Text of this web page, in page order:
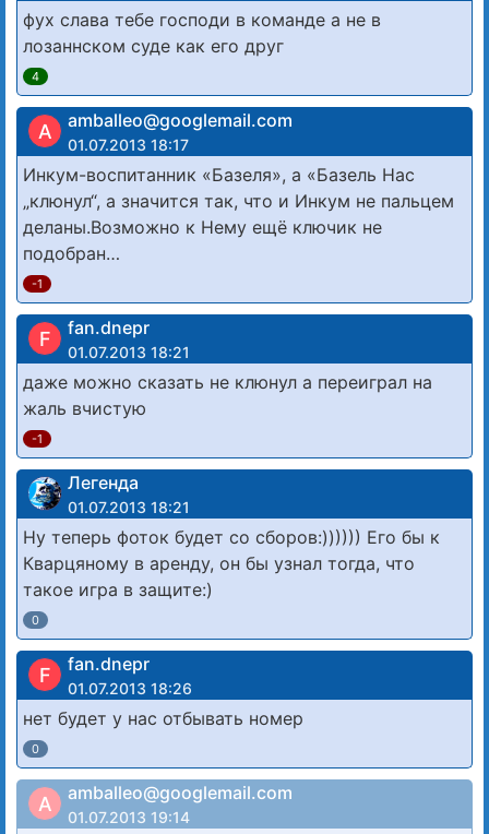
фух слава тебе господи в команде а не в
лозаннском суде как его друг
4
A amballeo@googlemail.com
01.07.2013 18:17
Инкум-воспитанник «Базеля», а «Базель Нас
„клюнул“, а значится так, что и Инкум не пальцем
деланы.Возможно к Нему ещё ключик не
подобран…
-1
F fan.dnepr
01.07.2013 18:21
даже можно сказать не клюнул а переиграл на
жаль вчистую
-1
Легенда
01.07.2013 18:21
Ну теперь фоток будет со сборов:)))))) Его бы к
Кварцяному в аренду, он бы узнал тогда, что
такое игра в защите:)
0
F fan.dnepr
01.07.2013 18:26
нет будет у нас отбывать номер
0
A amballeo@googlemail.com
01.07.2013 19:14